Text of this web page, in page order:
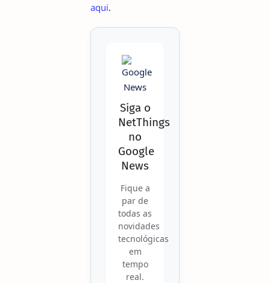
aqui.
Siga o
NetThings
no
Google
News
Fique a
par de
todas as
novidades
tecnológicas
em
tempo
real.